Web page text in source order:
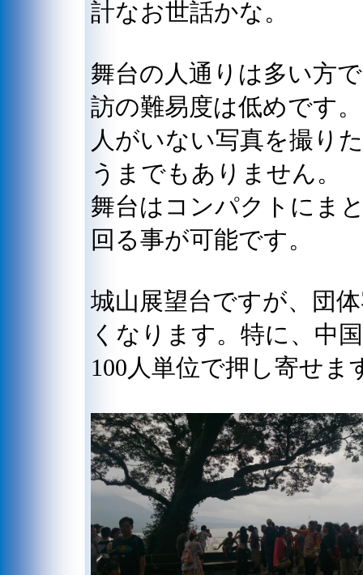
計なお世話かな。
舞台の人通りは多い方
訪の難易度は低めです。
人がいない写真を撮り
うまでもありません。
舞台はコンパクトにま
回る事が可能です。
城山展望台ですが、団
くなります。特に、中
100人単位で押し寄せま